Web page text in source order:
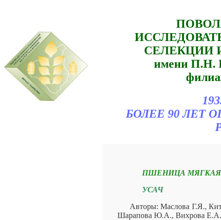
СЕЛЕКЦИИ
имени
БОЛЕЕ 90 ЛЕТ
ПШЕНИЦА
УСАЧ
Авторы: Маслова Г.Я.,
Шарапова Ю.А., Вихрова Е.А.